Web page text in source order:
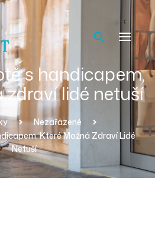
s handicapem,
zdraví lidé netuší
Nezařazené
Které Možná Zdraví Lidé
Netuší